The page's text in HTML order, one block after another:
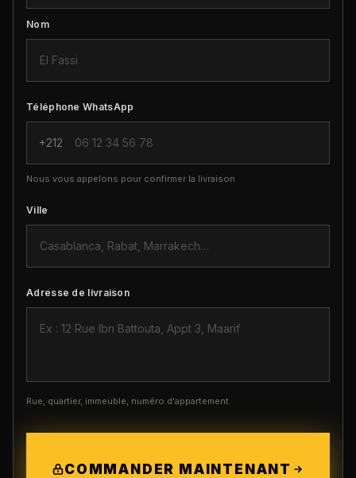
Nom
Téléphone WhatsApp
+212
Nous vous appelons pour confirmer la livraison
Ville
Adresse de livraison
Rue, quartier, immeuble, numéro d'appartement
COMMANDER MAINTENANT